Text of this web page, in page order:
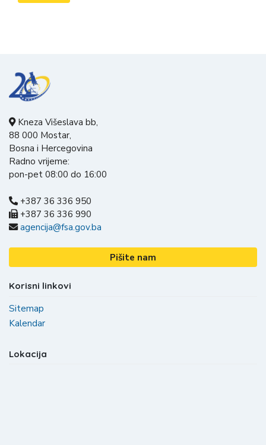
Kneza Višeslava bb,
88 000 Mostar,
Bosna i Hercegovina
Radno vrijeme:
pon-pet 08:00 do 16:00
+387 36 336 950
+387 36 336 990
agencija@fsa.gov.ba
Pišite nam
Korisni linkovi
Sitemap
Kalendar
Lokacija